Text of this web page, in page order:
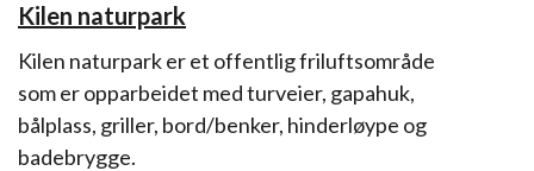
Kilen naturpark
Kilen naturpark er et offentlig friluftsområde
som er opparbeidet med turveier, gapahuk,
bålplass, griller, bord/benker, hinderløype og
badebrygge.